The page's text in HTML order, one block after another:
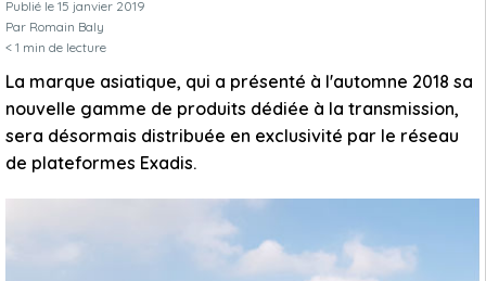
Publié le 15 janvier 2019
Par Romain Baly
< 1 min de lecture
La marque asiatique, qui a présenté à l'automne 2018 sa
nouvelle gamme de produits dédiée à la transmission,
sera désormais distribuée en exclusivité par le réseau
de plateformes Exadis.